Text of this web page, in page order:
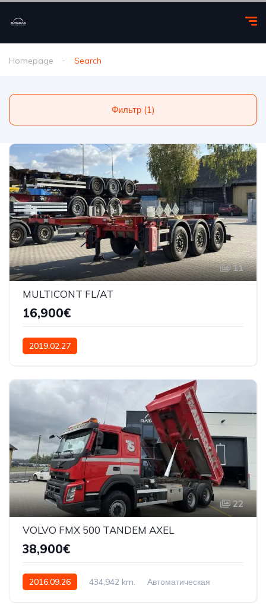
Homepage Search
Фильтр (1)
11
MULTICONT FL/AT
16,900€
2019.02.27
22
VOLVO FMX 500 TANDEM AXEL
38,900€
2016.09.26 434,942 km.
Автоматическая